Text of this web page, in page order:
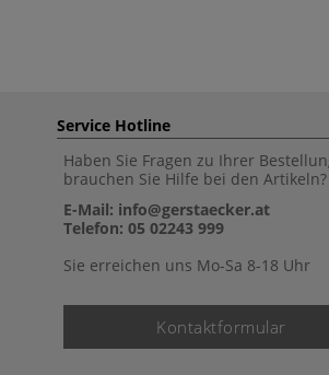
Service Hotline
Haben Sie Fragen zu Ihrer
brauchen Sie Hilfe bei den Artikeln?
E-Mail: info@gerstaecker.at
Telefon: 05 02243 999
Sie erreichen uns Mo-Sa 8-18 Uhr
Kontaktformular